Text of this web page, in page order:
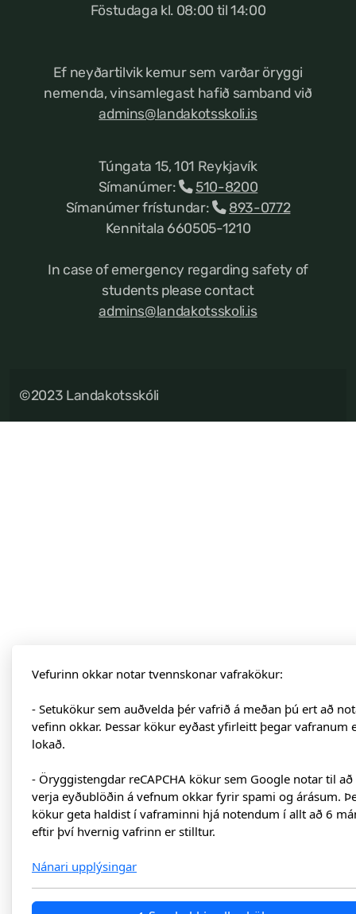
Föstudaga kl. 08:00 til 14:00
Ef neyðartilvik kemur sem varðar öryggi
nemenda, vinsamlegast hafið samband við
admins@landakotsskoli.is
Túngata 15, 101 Reykjavík
Símanúmer:
510-8200
Símanúmer frístundar:
893-0772
Kennitala 660505-1210
In case of emergency regarding safety of
students please contact
admins@landakotsskoli.is
©2023 Landakotsskóli
Vefurinn okkar notar tvennskonar vafrakökur:
- Setukökur sem auðvelda þér vafrið á meðan þú ert að
vefinn okkar. Þessar kökur eyðast yfirleitt þegar vafranum
lokað.
- Öryggistengdar reCAPCHA kökur sem Google notar til að
verja eyðublöðin á vefnum okkar fyrir spami og árásum.
kökur geta haldist í vaframinni hjá notendum í allt að 6
eftir því hvernig vafrinn er stilltur.
Nánari upplýsingar